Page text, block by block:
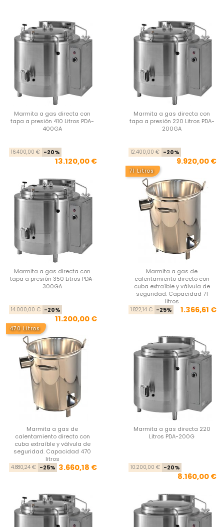
Marmita a gas directa con
tapa a presión 410 Litros PDA-
400GA
Precio base
16.400,00 € -20%
13.120,00 €
Marmita a gas directa con
tapa a presión 220 Litros PDA-
200GA
12.400,00 € -20%
9.920,00 €
Marmita a gas directa con
tapa a presión 350 Litros PDA-
300GA
Precio base
14.000,00 € -20%
11.200,00 €
71 Litros
Marmita a gas de
calentamiento directo con
cuba extraíble y válvula de
seguridad. Capacidad 71
litros
1.822,14 € -25% 1.366,61 €
470 Litros
Marmita a gas de
calentamiento directo con
cuba extraíble y válvula de
seguridad. Capacidad 470
litros
Precio base
4.880,24 € -25% Precio
3.660,18 €
Marmita a gas directa 220
Litros PDA-200G
10.200,00 € -20%
8.160,00 €